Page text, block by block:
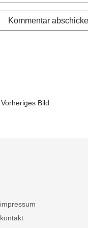
Vorheriges Bild
impressum
kontakt